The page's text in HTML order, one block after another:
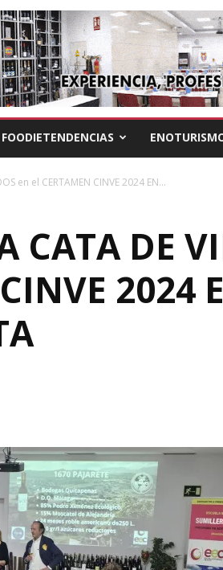
FOODIETENDENCIAS
en el CERTAMEN CINVE 2024 EN...
CATA DE
2024